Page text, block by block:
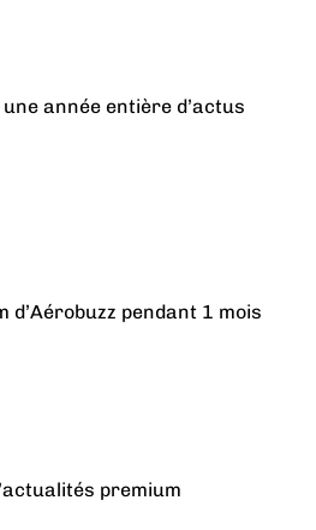
année entière d’actus
d’Aérobuzz pendant 1 mois
premium